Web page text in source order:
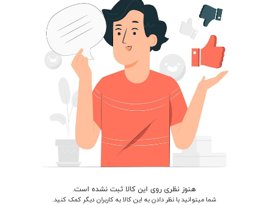
هنوز نظری روی این کالا ثبت نشده است.
شما میتوانید با نظر دادن به این کالا به کاربران دیگر کمک کنید.